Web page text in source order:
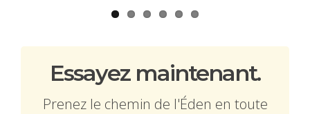
Essayez maintenant.
Prenez le chemin de l'Éden en toute